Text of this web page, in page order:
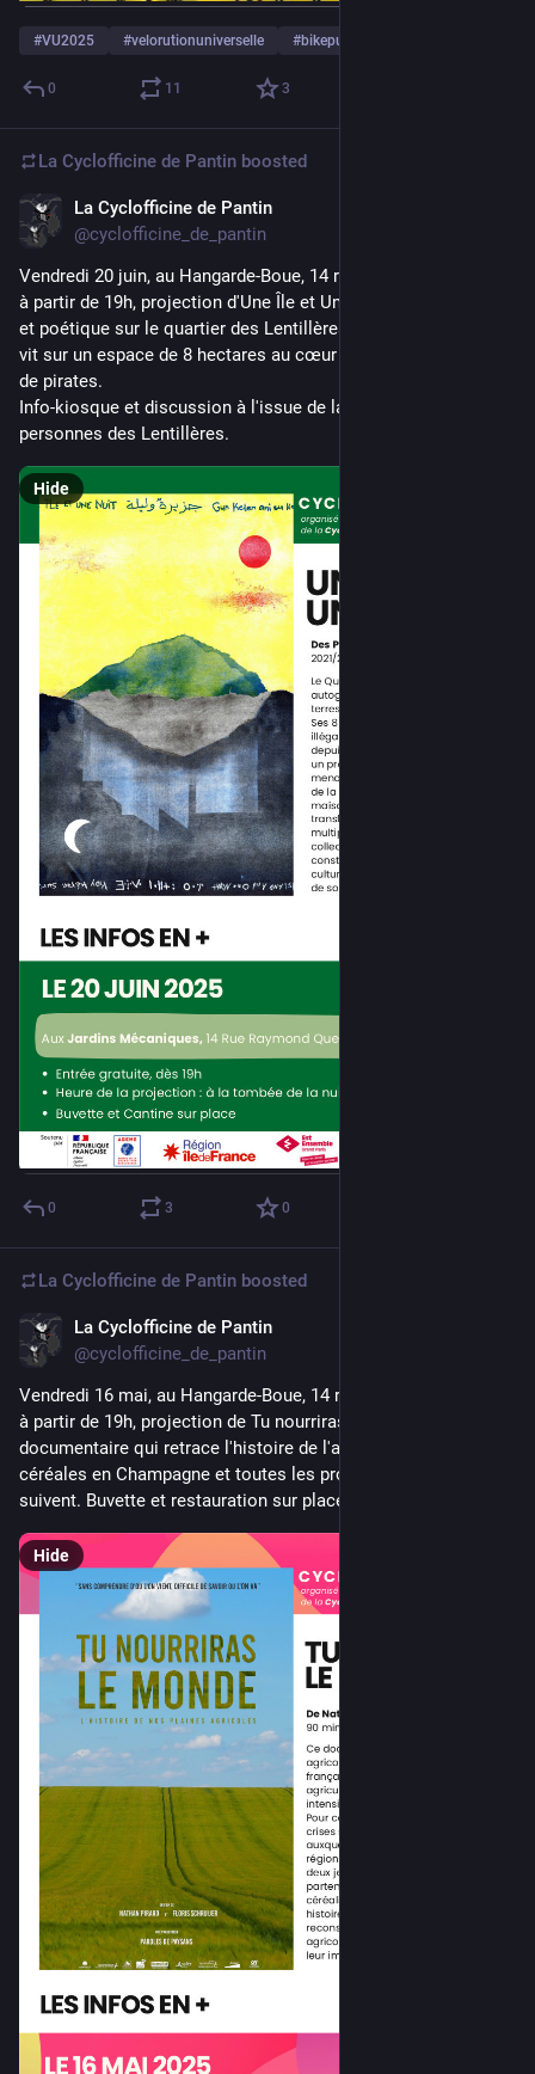
#VU2025 #velorutionuniverselle #bikepunk
0 11 3
La Cyclofficine de Pantin boosted
La Cyclofficine de Pantin
@cyclofficine_de_pantin
Vendredi 20 juin, au Hangarde-Boue, 14 rue Raymond Queneau,
à partir de 19h, projection d'Une Île et Une Nuit. Film militant
et poétique sur le quartier des Lentillères, squat autogéré qui
vit sur un espace de 8 hectares au cœur de Dijon. Une histoire
de pirates.
Info-kiosque et discussion à l'issue de la projection avec deux
personnes des Lentillères.
Hide
0 3 0
La Cyclofficine de Pantin boosted
La Cyclofficine de Pantin
@cyclofficine_de_pantin
Vendredi 16 mai, au Hangarde-Boue, 14 rue Raymond Queneau,
à partir de 19h, projection de Tu nourriras le monde,
documentaire qui retrace l'histoire de l'agriculture intensive de
céréales en Champagne et toutes les problèmes qui s'en
suivent. Buvette et restauration sur place.
Hide